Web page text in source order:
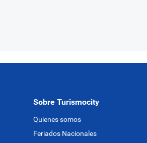
Sobre Turismocity
Quienes somos
Feriados Nacionales